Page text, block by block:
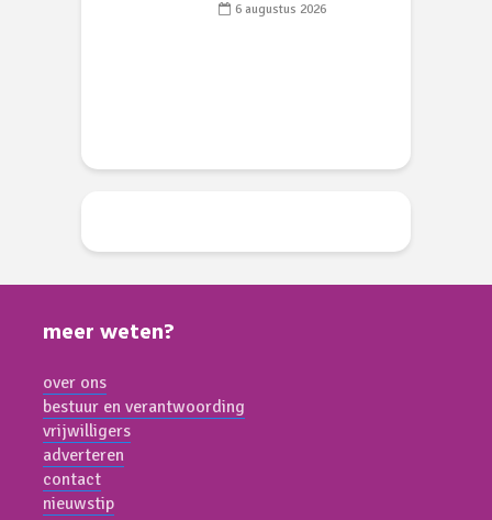
6 augustus 2026
meer weten?
over ons
bestuur en verantwoording
vrijwilligers
adverteren
contact
nieuwstip